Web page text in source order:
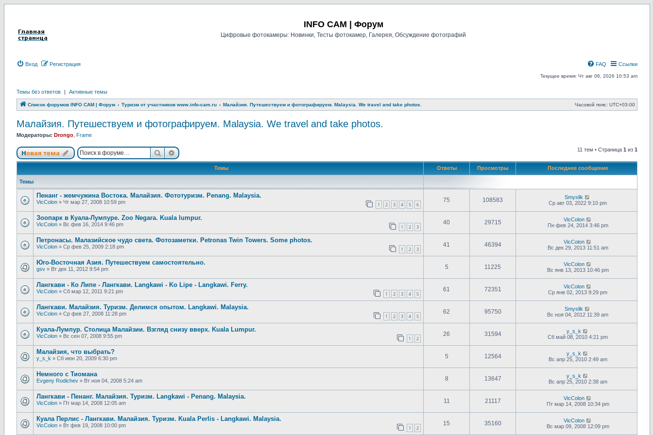
INFO CAM | Форум
Цифровые фотокамеры: Новинки, Тесты фотокамер, Галерея, Обсуждение фотографий
Вход Регистрация Ссылки
FAQ
Текущее время: Чт авг 06, 2026 10:53 am
Темы без ответов | Активные темы
Список форумов INFO CAM | Форум Туризм от участников www.info-cam.ru Малайзия. Путешествуем и фотографируем. Malaysia. We travel and take photos. Часовой пояс: UTC+03:00
Малайзия. Путешествуем и фотографируем. Malaysia. We travel and take photos.
Модераторы: Drongo Frame
Новая тема
Новая тема ПоискРасширенный поиск 11 тем • Страница 1 из 1
Темы Ответы Просмотры Последнее сообщение
Темы
Пенанг - жемчужина Востока. Малайзия. Фототуризм. Penang. Malaysia.
VicColon » Чт мар 27, 2008 10:59 pm 1 2 3 4 5 6
75 108583
Smyslik
Ср авг 03, 2022 9:10 pm
Зоопарк в Куала-Лумпуре. Zoo Negara. Kuala lumpur.
VicColon » Вс фев 16, 2014 9:46 pm 1 2 3
40 29715
VicColon
Пн фев 24, 2014 3:46 pm
Петронасы. Малазийское чудо света. Фотозаметки. Petronas Twin Towers. Some photos.
VicColon » Ср фев 25, 2009 2:18 pm 1 2 3
41 46394
VicColon
Вс дек 29, 2013 11:51 am
Юго-Восточная Азия. Путешествуем самостоятельно.
gsv » Вт дек 11, 2012 9:54 pm 5 11225
VicColon
Вс янв 13, 2013 10:46 pm
Лангкави - Ко Липе - Лангкави. Langkawi - Ko Lipe - Langkawi. Ferry.
VicColon » Сб мар 12, 2011 9:21 pm 1 2 3 4 5
61 72351
VicColon
Ср янв 02, 2013 9:29 pm
Лангкави. Малайзия. Туризм. Делимся опытом. Langkawi. Malaysia.
VicColon » Ср фев 27, 2008 11:28 pm 1 2 3 4 5
62 95750
Smyslik
Вс ноя 04, 2012 11:39 am
Куала-Лумпур. Столица Малайзии. Взгляд снизу вверх. Kuala Lumpur.
VicColon » Вс сен 07, 2008 9:55 pm 1 2
26 31594
y_s_k
Сб май 08, 2010 4:21 pm
Малайзия, что выбрать?
y_s_k » Сб июн 20, 2009 6:30 pm 5 12564
y_s_k
Вс апр 25, 2010 2:49 am
Немного с Тиомана
Evgeny Rodichev » Вт ноя 04, 2008 5:24 am 8 13647
y_s_k
Вс апр 25, 2010 2:38 am
Лангкави - Пенанг. Малайзия. Туризм. Langkawi - Penang. Malaysia.
VicColon » Пт мар 14, 2008 12:05 am 11 21117
VicColon
Пт мар 14, 2008 10:34 pm
Куала Перлис - Лангкави. Малайзия. Туризм. Kuala Perlis - Langkawi. Malaysia.
VicColon » Вт фев 19, 2008 10:00 pm 1 2
15 35160
VicColon
Вс мар 09, 2008 12:09 pm